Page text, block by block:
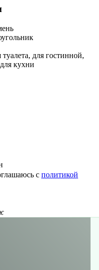
для гостинной,
кухни
с политикой